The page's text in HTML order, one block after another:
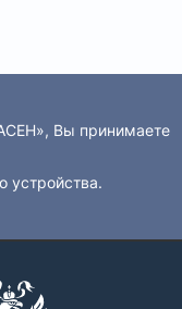
Вы принимаете
устройства.